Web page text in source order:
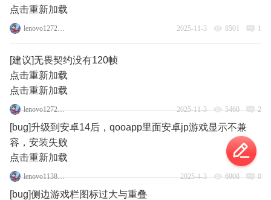
点击重新加载
lenovo127235067 2025-11-3 8501 1
[建议]无畏契约没有120帧
点击重新加载
点击重新加载
lenovo127235067 2025-11-3 5460 2
[bug]升级到安卓14后，qooapp里面安卓jp游戏显示不兼
容，安装失败
点击重新加载
lenovo113846848 2025-4-3 6908 0
[bug]侧边游戏栏图标过大与重叠